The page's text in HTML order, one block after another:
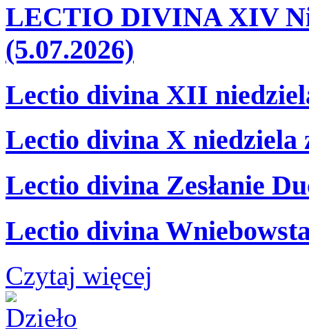
LECTIO DIVINA XIV
(5.07.2026)
Lectio divina XII
Lectio divina X niedziela
Lectio divina Zesłanie
Lectio divina
Czytaj więcej